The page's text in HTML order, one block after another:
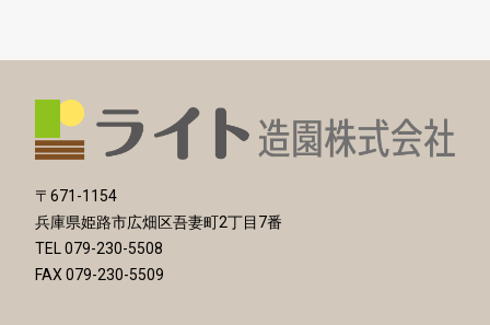
〒671-1154
兵庫県姫路市広畑区吾妻町2丁目7番
TEL 079-230-5508
FAX 079-230-5509